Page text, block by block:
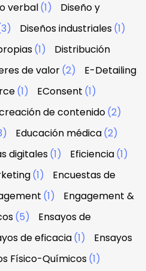
verbal(1)
Diseño y
Diseños industriales(1)
(1)
Distribución
de valor(2)
E-Detailing
(1) EConsent (1)
de contenido(2)
Educación médica(2)
digitales(1) Eficiencia(1)
(1)
Encuestas de
(1)
Engagement &
(5)
Ensayos de
de eficacia(1)
Ensayos
Físico-Químicos(1)